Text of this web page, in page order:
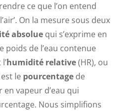
ce que l’on entend
On la mesure sous deux
absolue qui s’exprime en
poids de l’eau contenue
humidité relative(HR), ou
le pourcentage de
en vapeur d’eau qui
Nous simplifions